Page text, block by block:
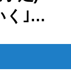
く｣…